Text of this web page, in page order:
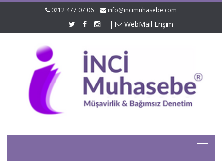
0212 477 07 06 info@incimuhasebe.com
| WebMail Erişim